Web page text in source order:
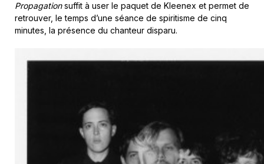
Propagationsuffit à user le paquet de Kleenex et permet de
retrouver, le temps d’une séance de spiritisme de cinq
minutes, la présence du chanteur disparu.